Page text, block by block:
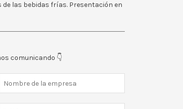
las bebidas frías. Presentación en
comunicando 👇